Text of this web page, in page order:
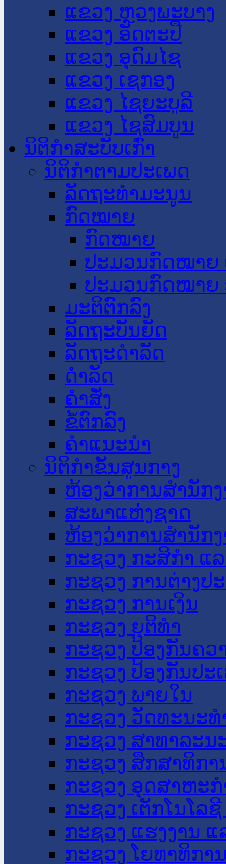
ແຂວງ ຫຼວງພະບາງ
ແຂວງ ອັດຕະປື
ແຂວງ ອຸດົມໄຊ
ແຂວງ ເຊກອງ
ແຂວງ ໄຊຍະບູລີ
ແຂວງ ໄຊສົມບູນ
ນິຕິກໍາສະບັບເກົ່າ
ນິຕິກຳຕາມປະເພດ
ລັດຖະທໍາມະນູນ
ກົດໝາຍ
ກົດໝາຍ
ປະມວນກົດໝາຍ
ປະມວນກົດໝາຍ
ມະຕິຕົກລົງ
ລັດຖະບັນຍັດ
ລັດຖະດໍາລັດ
ດໍາລັດ
ຄໍາສັ່ງ
ຂໍ້ຕົກລົງ
ຄໍາແນະນໍາ
ນິຕິກໍາຂັ້ນສູນກາງ
ຫ້ອງວ່າການສໍານັກ
ສະພາແຫ່ງຊາດ
ຫ້ອງວ່າການສຳນັກ
ກະຊວງ ກະສິກຳ ແ
ກະຊວງ ການຕ່າງປ
ກະຊວງ ການເງິນ
ກະຊວງ ຍຸຕິທໍາ
ກະຊວງ ປ້ອງກັນຄວ
ກະຊວງ ປ້ອງກັນປະ
ກະຊວງ ພາຍໃນ
ກະຊວງ ວັດທະນະ
ກະຊວງ ສາທາລະນ
ກະຊວງ ສຶກສາທິກາ
ກະຊວງ ອຸດສາຫະ
ກະຊວງ ເຕັກໂນໂລ
ກະຊວງ ແຮງງານ
ກະຊວງ ໂຍທາທິກາ